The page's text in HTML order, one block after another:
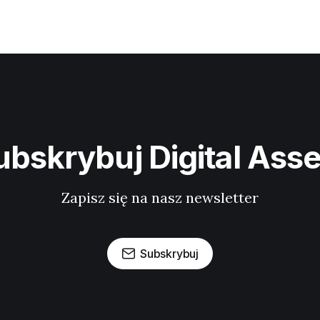
Digital
Zapisz się na nasz newsletter
Subskrybuj